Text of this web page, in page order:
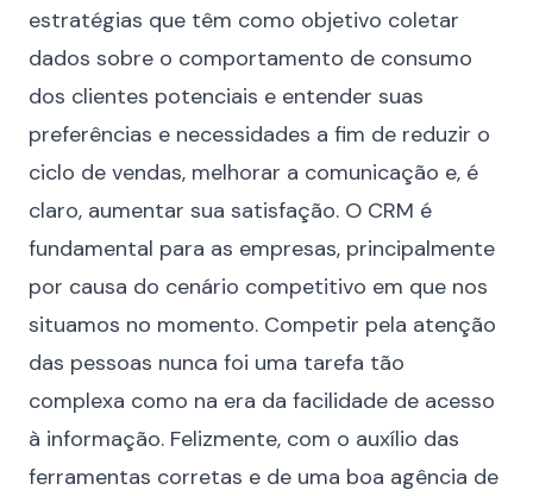
estratégias que têm como objetivo coletar
dados sobre o comportamento de consumo
dos clientes potenciais e entender suas
preferências e necessidades a fim de reduzir o
ciclo de vendas, melhorar a comunicação e, é
claro, aumentar sua satisfação. O CRM é
fundamental para as empresas, principalmente
por causa do cenário competitivo em que nos
situamos no momento. Competir pela atenção
das pessoas nunca foi uma tarefa tão
complexa como na era da facilidade de acesso
à informação. Felizmente, com o auxílio das
ferramentas corretas e de uma boa agência de